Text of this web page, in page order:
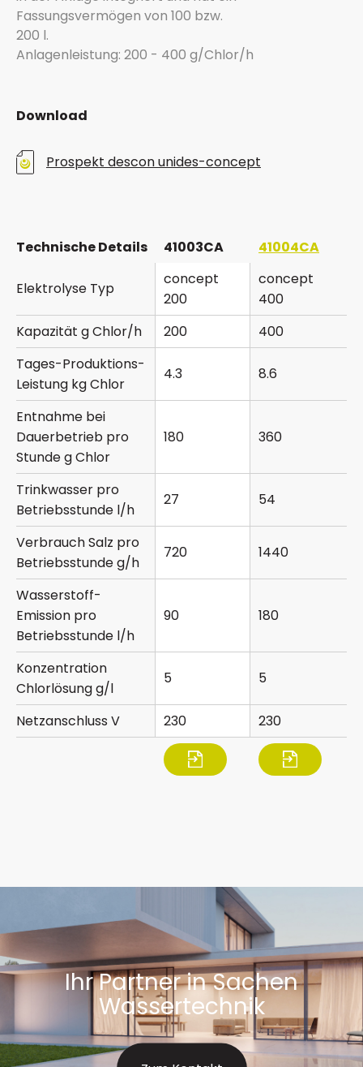
Fassungsvermögen von 100 bzw.
200 l.
Anlagenleistung: 200 - 400 g/Chlor/h
Download
Prospekt descon unides-concept
Technische Details 41003CA 41004CA
Elektrolyse Typ
concept
200
concept
400
Kapazität g Chlor/h
200
400
Tages-Produktions-
Leistung kg Chlor
4.3 8.6
Entnahme bei
Dauerbetrieb pro
Stunde g Chlor
180 360
Trinkwasser pro
Betriebsstunde l/h
27 54
Verbrauch Salz pro
Betriebsstunde g/h
720 1440
Wasserstoff-
Emission pro
Betriebsstunde l/h
90 180
Konzentration
Chlorlösung g/l
5 5
Netzanschluss V 230 230
Ihr Partner in Sachen
Wassertechnik